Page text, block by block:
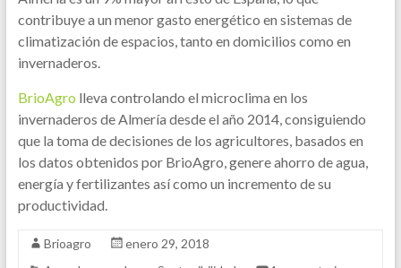
contribuye a un menor gasto energético en sistemas de
climatización de espacios, tanto en domicilios como en
invernaderos.
BrioAgro lleva controlando el microclima en los
invernaderos de Almería desde el año 2014, consiguiendo
que la toma de decisiones de los agricultores, basados en
los datos obtenidos por BrioAgro, genere ahorro de agua,
energía y fertilizantes así como un incremento de su
productividad.
Brioagro
enero 29, 2018